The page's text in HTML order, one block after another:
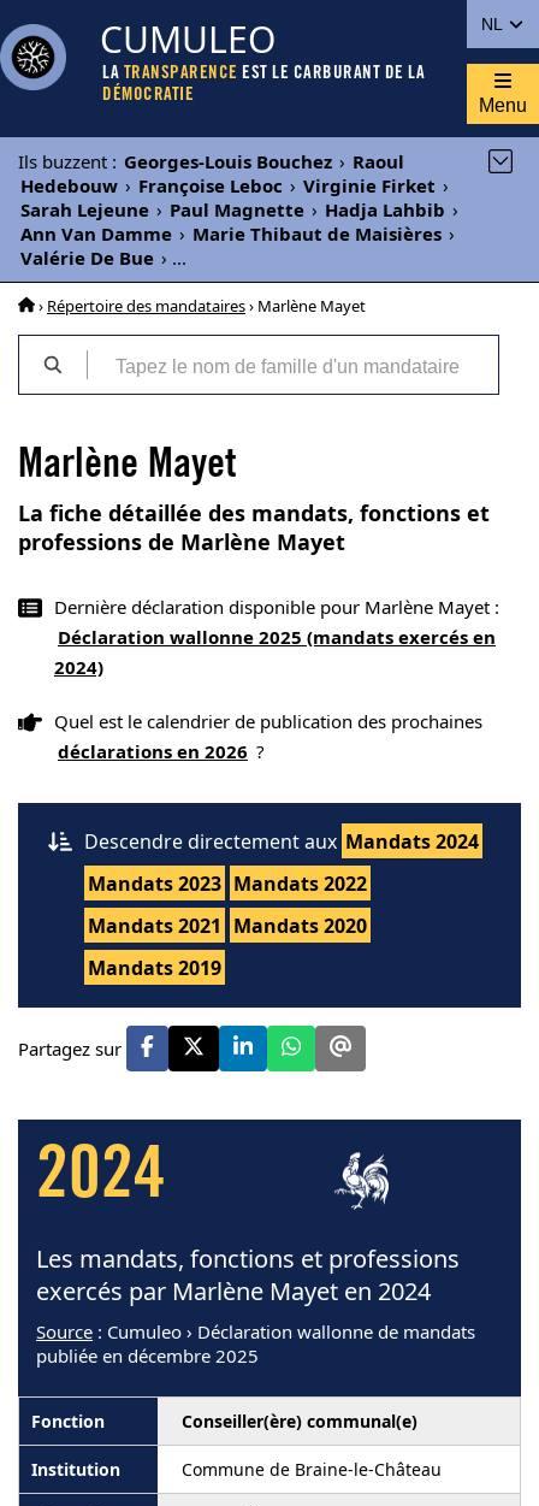
NL
CUMULEO
LA TRANSPARENCE EST LE CARBURANT DE LA
DÉMOCRATIE
Menu
Ils buzzent : Georges-Louis Bouchez › Raoul
Hedebouw › Françoise Leboc › Virginie Firket ›
Sarah Lejeune › Paul Magnette › Hadja Lahbib ›
Ann Van Damme › Marie Thibaut de Maisières ›
Valérie De Bue › ...
› Répertoire des mandataires› Marlène Mayet
Marlène Mayet
La fiche détaillée des mandats, fonctions et
professions de Marlène Mayet
Dernière déclaration disponible pour Marlène Mayet :
Déclaration wallonne 2025 (mandats exercés en
2024)
Quel est le calendrier de publication des prochaines
déclarations en 2026 ?
Descendre directement aux Mandats 2024
Mandats 2023 Mandats 2022
Mandats 2021 Mandats 2020
Mandats 2019
Partagez sur
2024
Les mandats, fonctions et professions
exercés par Marlène Mayet en 2024
Source : Cumuleo › Déclaration wallonne de mandats
publiée en décembre 2025
Conseiller(ère) communal(e)
Commune de Braine-le-Château